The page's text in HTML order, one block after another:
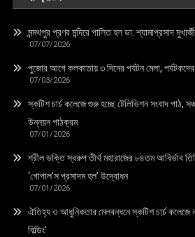
মন্মথপুর প্রণব মন্দিরে পালিত হল ডা: শ্যামাপ্রসাদ
07/07/2026
পুজোর আগে কলকাতায় ৩ দিনের পর্যটন মেলা,
07/03/2026
স্কটিশ চার্চ কলেজে শুরু হচ্ছে টেলিভিশন সংবাদ পাঠ,
উন্নয়ন পাঠক্রম
07/01/2026
শ্রীল ভক্তি স্বরুপ তীর্থ মহারাজের ৮৪তম আবির্ভাব
‘গোপাল’স প্রসাদম হল’ উদ্বোধন
07/01/2026
ঐতিহ্য ও আধুনিকতার মেলবন্ধনে স্কটিশ চার্চ
বিল্ডিং’